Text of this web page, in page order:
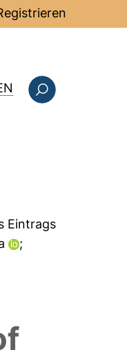
: this page in
Eintrags
;